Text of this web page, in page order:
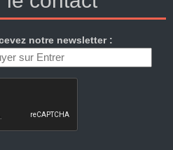
notre newsletter :